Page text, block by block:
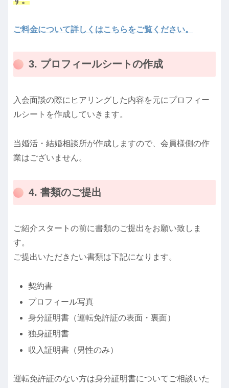
ご料金について詳しくはこちらをご覧ください。
3. プロフィールシートの作成
入会面談の際にヒアリングした内容を元にプロフィー
ルシートを作成していきます。
当婚活・結婚相談所が作成しますので、会員様側の作
業はございません。
4. 書類のご提出
ご紹介スタートの前に書類のご提出をお願い致しま
す。
ご提出いただきたい書類は下記になります。
契約書
プロフィール写真
身分証明書（運転免許証の表面・裏面）
独身証明書
収入証明書（男性のみ）
運転免許証のない方は身分証明書についてご相談いた